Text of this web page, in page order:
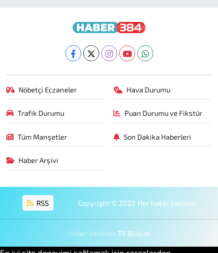
Nöbetçi Eczaneler Hava Durumu
Trafik Durumu Puan Durumu ve Fikstür
Tüm Manşetler Son Dakika Haberleri
Haber Arşivi
RSS Copyright © 2023. Her hakkı saklıdır.
Haber Yazılımı: TE Bilişim